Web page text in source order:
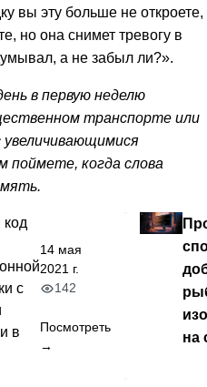
вы эту больше не откроете,
но она снимет тревогу в
а не забыл ли?».
в первую неделю
транспорте или
увеличивающимися
когда слова
с
в
14 мая
2021 г.
142
Посмотреть
→
на